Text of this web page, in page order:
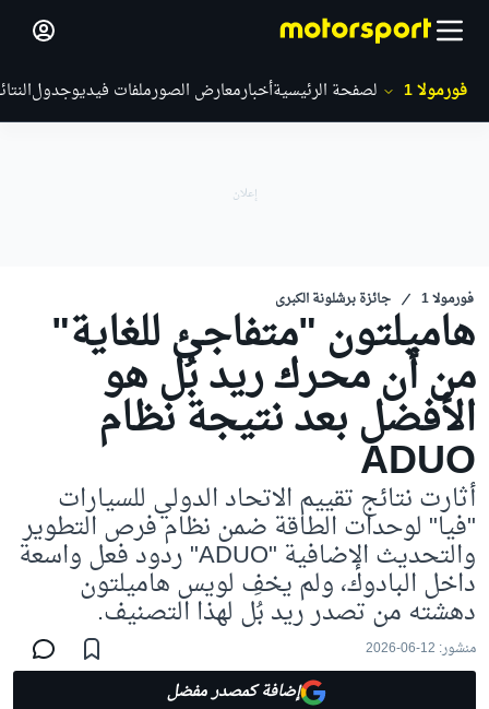
فورمولا 1 الصفحة الرئيسيةأخبارمعارض الصورملفات فيديوجدول
فورمولا 1 جائزة برشلونة الكبرى
هاميلتون "متفاجئ للغاية"
من أن محرك ريد بُل هو
الأفضل بعد نتيجة نظام
ADUO
أثارت نتائج تقييم الاتحاد الدولي للسيارات
"فيا" لوحدات الطاقة ضمن نظام فرص التطوير
والتحديث الإضافية "ADUO" ردود فعل واسعة
داخل البادوك، ولم يخفِ لويس هاميلتون
دهشته من تصدر ريد بُل لهذا التصنيف.
منشور: 12-06-2026
إضافة كمصدر مفضل